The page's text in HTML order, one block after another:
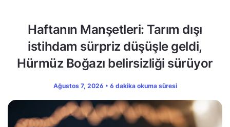
Haftanın Manşetleri: Tarım dışı
istihdam sürpriz düşüşle geldi,
Hürmüz Boğazı belirsizliği sürüyor
Ağustos 7, 2026 • 6 dakika okuma süresi